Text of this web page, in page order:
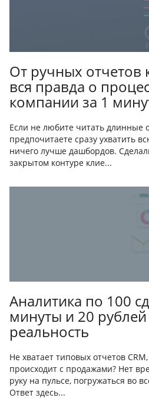
От ручных отчетов
вся правда о
компании за 1
Если не любите читать длинные
предпочитаете сразу ухватить
ничего лучше дашбордов.
закрытом контуре клие...
Аналитика по 100
минуты и 20
реальность
Не хватает типовых отчетов
происходит с продажами? Нет
руку на пульсе, погружаться во
Ответ здесь...